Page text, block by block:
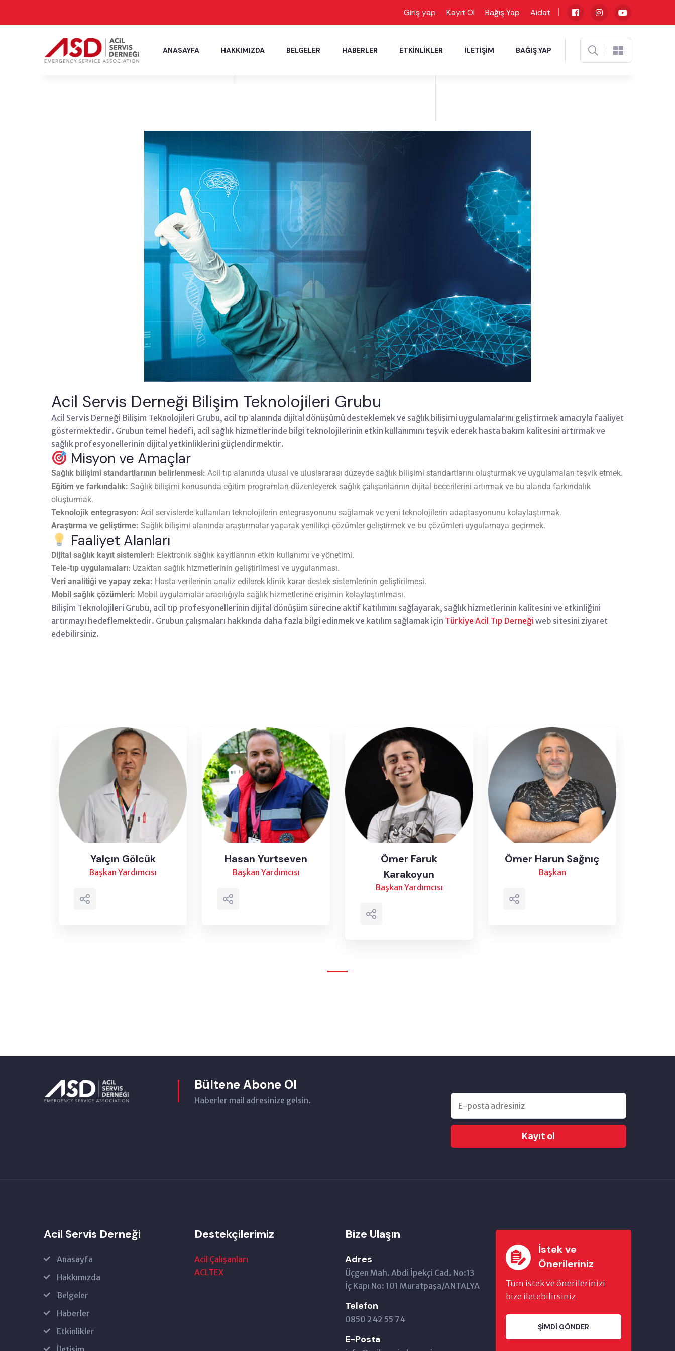
Giriş yap Kayıt Ol Bağış Yap Aidat
ANASAYFA HAKKIMIZDA BELGELER HABERLER ETKINLIKLER İLETIŞIM BAĞIŞ YAP
Acil Servis Derneği Bilişim Teknolojileri Grubu
Acil Servis Derneği Bilişim Teknolojileri Grubu, acil tıp alanında dijital dönüşümü desteklemek ve sağlık bilişimi uygulamalarını geliştirmek amacıyla faaliyet
göstermektedir. Grubun temel hedefi, acil sağlık hizmetlerinde bilgi teknolojilerinin etkin kullanımını teşvik ederek hasta bakım kalitesini artırmak ve
sağlık profesyonellerinin dijital yetkinliklerini güçlendirmektir.
Misyon ve Amaçlar
Sağlık bilişimi standartlarının belirlenmesi: Acil tıp alanında ulusal ve uluslararası düzeyde sağlık bilişimi standartlarını oluşturmak ve uygulamaları teşvik etmek.
Eğitim ve farkındalık: Sağlık bilişimi konusunda eğitim programları düzenleyerek sağlık çalışanlarının dijital becerilerini artırmak ve bu alanda farkındalık
oluşturmak.
Teknolojik entegrasyon: Acil servislerde kullanılan teknolojilerin entegrasyonunu sağlamak ve yeni teknolojilerin adaptasyonunu kolaylaştırmak.
Araştırma ve geliştirme: Sağlık bilişimi alanında araştırmalar yaparak yenilikçi çözümler geliştirmek ve bu çözümleri uygulamaya geçirmek.
Faaliyet Alanları
Dijital sağlık kayıt sistemleri: Elektronik sağlık kayıtlarının etkin kullanımı ve yönetimi.
Tele-tıp uygulamaları: Uzaktan sağlık hizmetlerinin geliştirilmesi ve uygulanması.
Veri analitiği ve yapay zeka: Hasta verilerinin analiz edilerek klinik karar destek sistemlerinin geliştirilmesi.
Mobil sağlık çözümleri: Mobil uygulamalar aracılığıyla sağlık hizmetlerine erişimin kolaylaştırılması.
Bilişim Teknolojileri Grubu, acil tıp profesyonellerinin dijital dönüşüm sürecine aktif katılımını sağlayarak, sağlık hizmetlerinin kalitesini ve etkinliğini
artırmayı hedeflemektedir. Grubun çalışmaları hakkında daha fazla bilgi edinmek ve katılım sağlamak için Türkiye Acil Tıp Derneği web sitesini ziyaret
edebilirsiniz.
Yalçın Gölcük
Başkan Yardımcısı
Hasan Yurtseven
Başkan Yardımcısı
Ömer Faruk
Karakoyun
Başkan Yardımcısı
Ömer Harun Sağnıç
Başkan
Bültene Abone Ol
Haberler mail adresinize gelsin.
Kayıt ol
Acil Servis Derneği
Anasayfa
Hakkımızda
Belgeler
Haberler
Etkinlikler
Destekçilerimiz
Acil Çalışanları
ACLTEX
Bize Ulaşın
Adres
Üçgen Mah. Abdi İpekçi Cad. No:13
İç Kapı No: 101 Muratpaşa/ANTALYA
Telefon
0850 242 55 74
E-Posta
İstek ve
Önerileriniz
Tüm istek ve önerilerinizi
bize iletebilirsiniz
ŞIMDI GÖNDER